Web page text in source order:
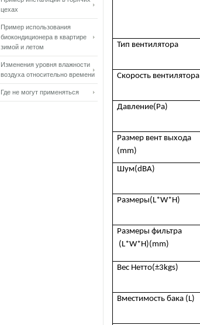
Тип вентилятора
Скорость вентилятора
Давление(Pa)
Размер вент выхода
(mm)
Шум(dBA)
Размеры(L*W*H)
Размеры фильтра
(L*W*H)(mm)
Вес Нетто(±3kgs)
Вместимость бака (L)
цехах
Пример использования
биокондиционера в квартире
зимой и летом
Изменения уровня влажности
воздуха относительно времени
Где не могут применяться